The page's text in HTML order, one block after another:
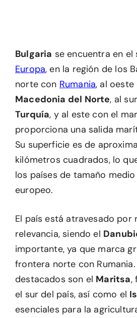
Bulgaria se encuentra en el
Europa, en la región de los
norte con Rumania, al oeste
Macedonia del Norte, al
Turquía, y al este con el
proporciona una salida
Su superficie es de
kilómetros cuadrados, lo
los países de tamaño
europeo.
El país está atravesado por
relevancia, siendo el
importante, ya que marca
frontera norte con
destacados son el Maritsa,
el sur del país, así como el
esenciales para la